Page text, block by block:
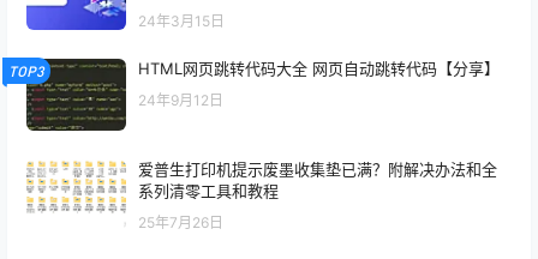
24年3月15日
TOP3 HTML网页跳转代码大全 网页自动跳转代码【分享】
24年9月12日
爱普生打印机提示废墨收集垫已满？附解决办法和全
系列清零工具和教程
25年7月26日